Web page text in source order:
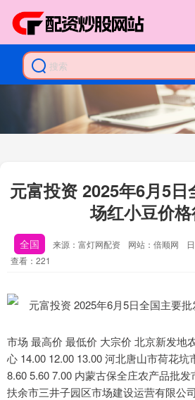
元富投资 2025年6月5
场红小豆价
全国 来源：富灯网配资 网站：倍顺网
查看：221
市场 最高价 最低价 大宗价 北京新发地
心 14.00 12.00 13.00 河北唐山市荷花坑
8.60 5.60 7.00 内蒙古保全庄农产品批发
扶余市三井子园区市场建设运营有限公